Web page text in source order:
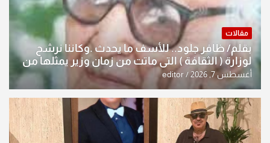
مقالات
بقلم/ ظافر جلود.. للأسف ما يحدث .وكاننا نرشح
لوزارة ( الثقافة ) التي ماتت من زمان وزير يمثلها من
النخبة والإرث العظيم للثقافة العراقية..
أغسطس 7, 2026 editor